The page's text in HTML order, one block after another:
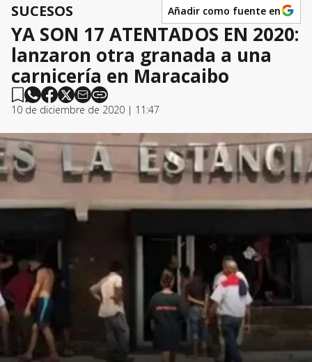
SUCESOS Añadir como fuente en
YA SON 17 ATENTADOS EN 2020:
lanzaron otra granada a una
carnicería en Maracaibo
10 de diciembre de 2020 | 11:47